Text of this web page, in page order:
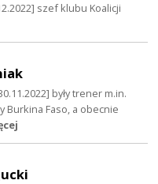
szef klubu Koalicji
były trener m.in.
Burkina Faso, a obecnie